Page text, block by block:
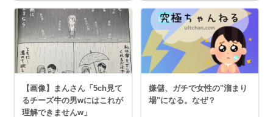
【画像】まんさん「5ch見て
るチーズ牛の男wにはこれが
理解できませんw」
嫌儲、ガチで女性の"溜まり
場"になる。なぜ？